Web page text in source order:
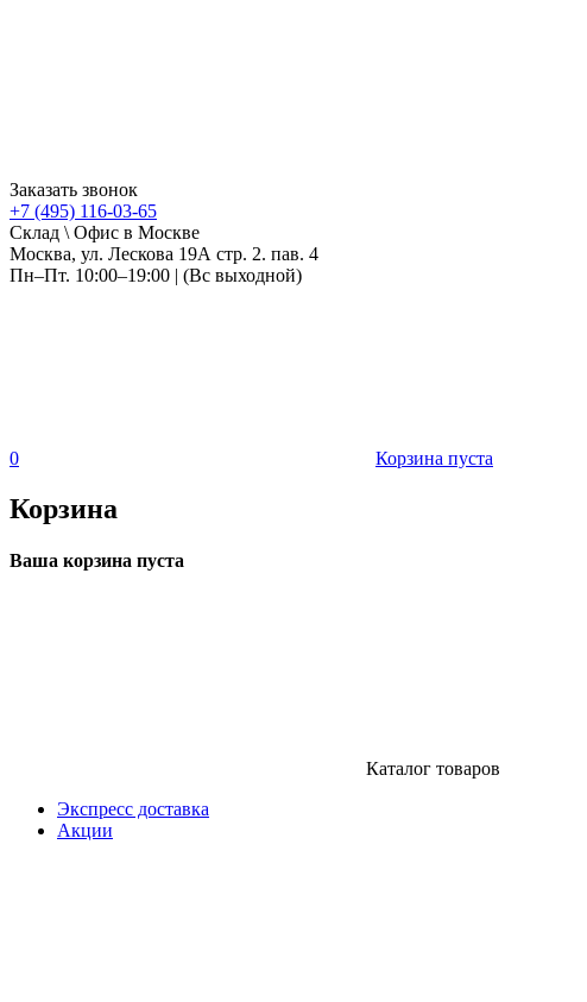
Заказать звонок
+7 (495) 116-03-65
Склад \ Офис в Москве
Москва, ул. Лескова 19А стр. 2. пав. 4
Пн–Пт. 10:00–19:00 | (Вс выходной)
0 Корзина пуста
Корзина
Ваша корзина пуста
Каталог товаров
Экспресс доставка
Акции